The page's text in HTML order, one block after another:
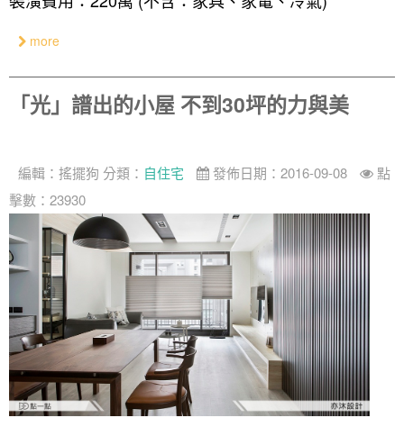
more
「光」譜出的小屋 不到30坪的力與美
編輯： 搖擺狗 分類： 自住宅 發佈日期：2016-09-08
點
擊數：23930
如何使用點一點
我要裝潢
裝潢計算機
裝潢進階計算機
裝潢圖紙免費健檢
案例分享
類型
居家
商業空間
辦公室
其他
面積
小坪數
21~30坪
31~50坪
51坪以上
風格
現代
簡約
休閒
預算
150萬以內
151萬~250萬
人氣推薦
設計好手
台北市
新北市
桃園 新竹 竹北
台中
360環景體驗
你家我家 Podcast
虛擬線上裝潢
房屋仲介方案
裝潢輕鬆點
設計專欄
系統櫃
綠建材
居家風水
老屋翻新
全站搜尋
線上賞屋
北部
台北市
徵設計師